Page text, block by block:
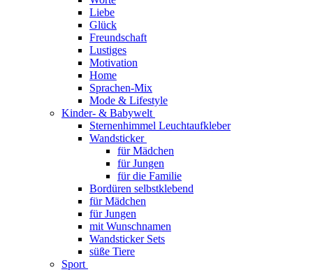
Liebe
Glück
Freundschaft
Lustiges
Motivation
Home
Sprachen-Mix
Mode & Lifestyle
Kinder- & Babywelt
Sternenhimmel Leuchtaufkleber
Wandsticker
für Mädchen
für Jungen
für die Familie
Bordüren selbstklebend
für Mädchen
für Jungen
mit Wunschnamen
Wandsticker Sets
süße Tiere
Sport